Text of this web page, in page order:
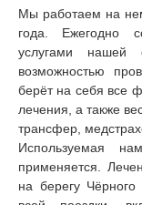
Мы работаем на
года. Ежегодно
услугами
возможностью
берёт на себя все
лечения, а также
трансфер,
Используемая
применяется.
на берегу